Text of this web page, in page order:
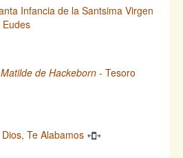
Infancia de la Santsima Virgen
de Hackeborn - Tesoro
Te Alabamos